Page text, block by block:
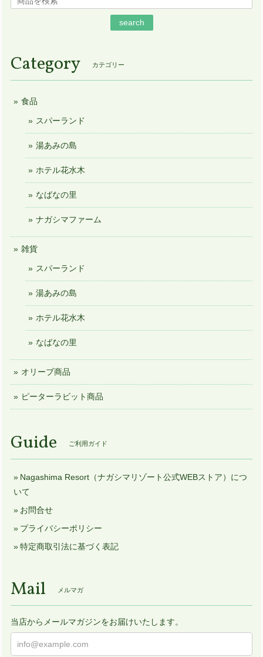
search
Category カテゴリー
食品
スパーランド
湯あみの島
ホテル花水木
なばなの里
ナガシマファーム
雑貨
スパーランド
湯あみの島
ホテル花水木
なばなの里
オリーブ商品
ピーターラビット商品
Guide ご利用ガイド
Nagashima Resort（ナガシマリゾート公式WEBストア）につ
いて
お問合せ
プライバシーポリシー
特定商取引法に基づく表記
Mail メルマガ
当店からメールマガジンをお届けいたします。